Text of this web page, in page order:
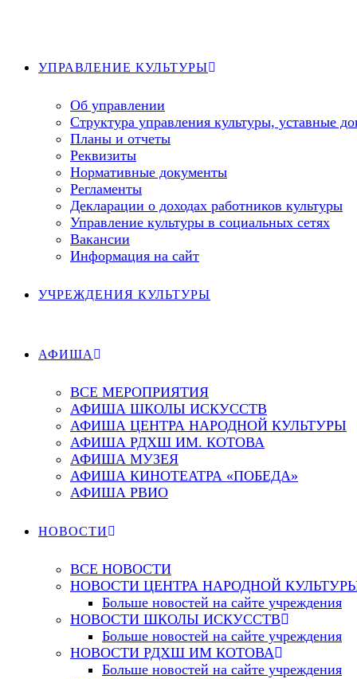
УПРАВЛЕНИЕ КУЛЬТУРЫ
Об управлении
Структура управления культуры, уставные
Планы и отчеты
Реквизиты
Нормативные документы
Регламенты
Декларации о доходах работников культуры
Управление культуры в социальных сетях
Вакансии
Информация на сайт
УЧРЕЖДЕНИЯ КУЛЬТУРЫ
АФИША
ВСЕ МЕРОПРИЯТИЯ
АФИША ШКОЛЫ ИСКУССТВ
АФИША ЦЕНТРА НАРОДНОЙ КУЛЬТУРЫ
АФИША РДХШ ИМ. КОТОВА
АФИША МУЗЕЯ
АФИША КИНОТЕАТРА «ПОБЕДА»
АФИША РВИО
НОВОСТИ
ВСЕ НОВОСТИ
НОВОСТИ ЦЕНТРА НАРОДНОЙ
Больше новостей на сайте учреждения
НОВОСТИ ШКОЛЫ ИСКУССТВ
Больше новостей на сайте учреждения
НОВОСТИ РДХШ ИМ КОТОВА
Больше новостей на сайте учреждения